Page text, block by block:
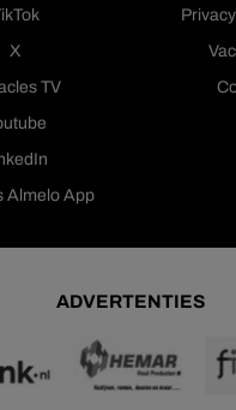
X
TV
Almelo App
ADVERTENTIES